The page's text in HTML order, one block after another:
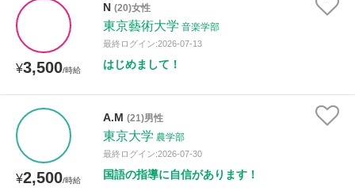
¥3,500/時給
N (20)女性
東京藝術大学 音楽学部
最終ログイン:2026-07-13
はじめまして！
¥2,500/時給
A.M (21)男性
東京大学 農学部
最終ログイン:2026-07-30
国語の指導に自信があります！